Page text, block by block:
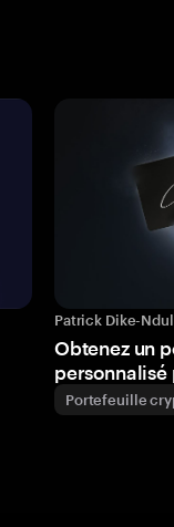
Patrick Dike-
Obtenez un
personnalisé
Portefeuille